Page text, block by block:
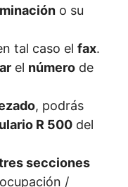
o su
tal caso el fax.
el número de
, podrás
R 500 del
secciones
/